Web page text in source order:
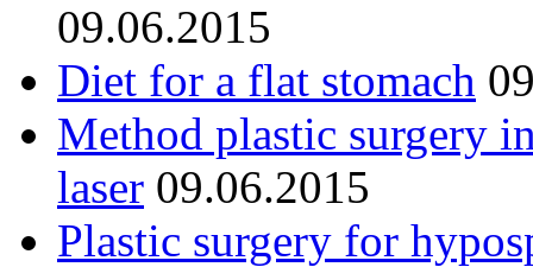
09.06.2015
Diet for a flat stomach
Method plastic surgery
laser 09.06.2015
Plastic surgery for